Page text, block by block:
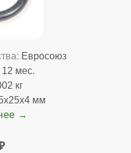
Евросоюз
12 мес.
кг
мм